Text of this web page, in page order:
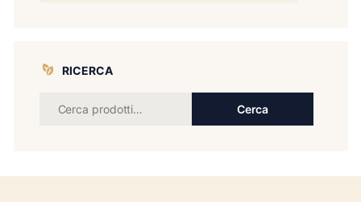
RICERCA
Cerca